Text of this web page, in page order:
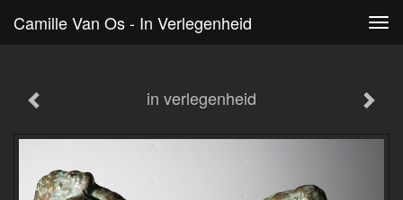
Camille Van Os - In Verlegenheid
in verlegenheid